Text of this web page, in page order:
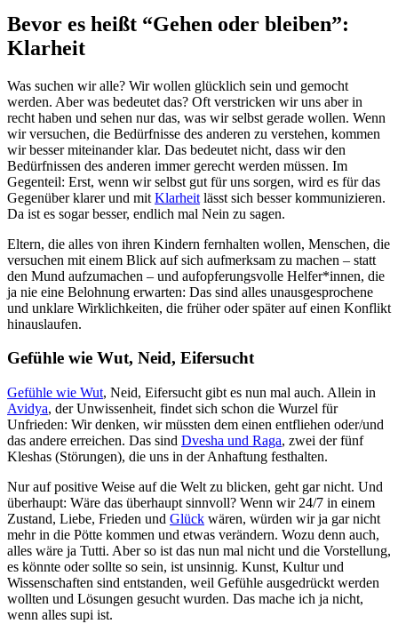
Bevor es heißt “Gehen oder bleiben”:
Klarheit
Was suchen wir alle? Wir wollen glücklich sein und gemocht
werden. Aber was bedeutet das? Oft verstricken wir uns aber in
recht haben und sehen nur das, was wir selbst gerade wollen. Wenn
wir versuchen, die Bedürfnisse des anderen zu verstehen, kommen
wir besser miteinander klar. Das bedeutet nicht, dass wir den
Bedürfnissen des anderen immer gerecht werden müssen. Im
Gegenteil: Erst, wenn wir selbst gut für uns sorgen, wird es für das
Gegenüber klarer und mit Klarheit lässt sich besser kommunizieren.
Da ist es sogar besser, endlich mal Nein zu sagen.
Eltern, die alles von ihren Kindern fernhalten wollen, Menschen, die
versuchen mit einem Blick auf sich aufmerksam zu machen – statt
den Mund aufzumachen – und aufopferungsvolle Helfer*innen, die
ja nie eine Belohnung erwarten: Das sind alles unausgesprochene
und unklare Wirklichkeiten, die früher oder später auf einen Konflikt
hinauslaufen.
Gefühle wie Wut, Neid, Eifersucht
Gefühle wie Wut, Neid, Eifersucht gibt es nun mal auch. Allein in
Avidya, der Unwissenheit, findet sich schon die Wurzel für
Unfrieden: Wir denken, wir müssten dem einen entfliehen oder/und
das andere erreichen. Das sind Dvesha und Raga, zwei der fünf
Kleshas (Störungen), die uns in der Anhaftung festhalten.
Nur auf positive Weise auf die Welt zu blicken, geht gar nicht. Und
überhaupt: Wäre das überhaupt sinnvoll? Wenn wir 24/7 in einem
Zustand, Liebe, Frieden und Glück wären, würden wir ja gar nicht
mehr in die Pötte kommen und etwas verändern. Wozu denn auch,
alles wäre ja Tutti. Aber so ist das nun mal nicht und die Vorstellung,
es könnte oder sollte so sein, ist unsinnig. Kunst, Kultur und
Wissenschaften sind entstanden, weil Gefühle ausgedrückt werden
wollten und Lösungen gesucht wurden. Das mache ich ja nicht,
wenn alles supi ist.